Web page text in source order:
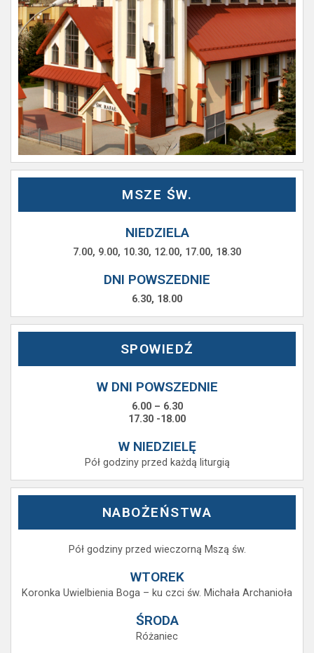
MSZE ŚW.
NIEDZIELA
7.00, 9.00, 10.30, 12.00, 17.00, 18.30
DNI POWSZEDNIE
6.30, 18.00
SPOWIEDŹ
W DNI POWSZEDNIE
6.00 – 6.30
17.30 -18.00
W NIEDZIELĘ
Pół godziny przed każdą liturgią
NABOŻEŃSTWA
Pół godziny przed wieczorną Mszą św.
WTOREK
Koronka Uwielbienia Boga – ku czci św. Michała Archanioła
ŚRODA
Różaniec